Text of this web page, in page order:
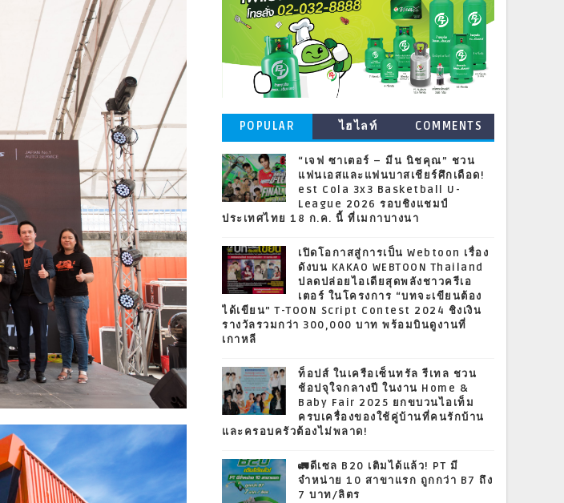
POPULAR ไฮไลท์ COMMENTS
“เจฟ ซาเตอร์ – มีน นิชคุณ” ชวน
แฟนเอสและแฟนบาสเชียร์ศึกเดือด!
est Cola 3x3 Basketball U-
League 2026 รอบชิงแชมป์
ประเทศไทย 18 ก.ค. นี้ ที่เมกาบางนา
เปิดโอกาสสู่การเป็น Webtoon เรื่อง
ดังบน KAKAO WEBTOON Thailand
ปลดปล่อยไอเดียสุดพลังชาวครีเอ
เตอร์ ในโครงการ “บทจะเขียนต้อง
ได้เขียน” T-TOON Script Contest 2024 ชิงเงิน
รางวัลรวมกว่า 300,000 บาท พร้อมบินดูงานที่
เกาหลี
ท็อปส์ ในเครือเซ็นทรัล รีเทล ชวน
ช้อปจุใจกลางปี ในงาน Home &
Baby Fair 2025 ยกขบวนไอเท็ม
ครบเครื่องของใช้คู่บ้านที่คนรักบ้าน
และครอบครัวต้องไม่พลาด!
🚛ดีเซล B20 เติมได้แล้ว! PT มี
จำหน่าย 10 สาขาแรก ถูกกว่า B7 ถึง
7 บาท/ลิตร